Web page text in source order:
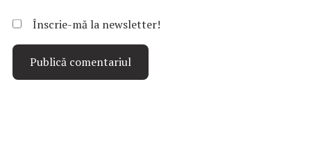
Înscrie-mă la newsletter!